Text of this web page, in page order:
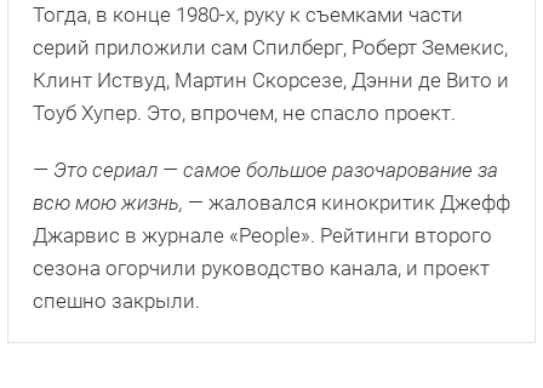
Тогда, в конце 1980-х, руку к съемками части
серий приложили сам Спилберг, Роберт Земекис,
Клинт Иствуд, Мартин Скорсезе, Дэнни де Вито и
Тоуб Хупер. Это, впрочем, не спасло проект.
— Это сериал — самое большое разочарование за
всю мою жизнь, — жаловался кинокритик Джефф
Джарвис в журнале «People». Рейтинги второго
сезона огорчили руководство канала, и проект
спешно закрыли.